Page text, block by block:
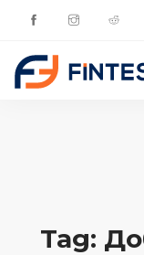
КОНТАКТЫ
Tag: